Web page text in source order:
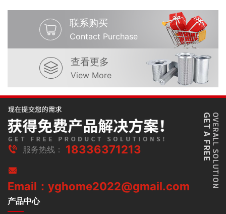
联系购买
Contact Purchase
查看更多
View More
服务热线： 18336371213
Email：yghome2022@gmail.com
产品中心